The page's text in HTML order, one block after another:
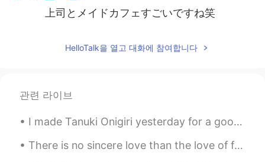
上司とメイドカフェすごいですね笑
HelloTalk을 열고 대화에 참여합니다
관련 라이브
I made Tanuki Onigiri yesterday for a good friend of mine since she's been saying that she wanted...
There is no sincere love than the love of food.. -George Bernard Shaw- I have had this once ev...